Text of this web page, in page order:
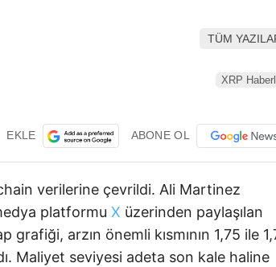
TÜM
XRP
EKLE ABONE OL
verilerine çevrildi. Ali Martinez
platformu X üzerinden paylaşılan
arzın önemli kısmının 1,75 ile
Maliyet seviyesi adeta son kale haline